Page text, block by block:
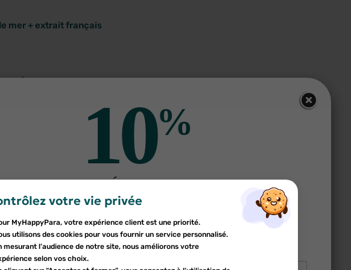
mer + extrait français
!
de drainage urinaire,
de santé.
à ma liste d'envies
une liste d'envies ×
de la liste d'envies
×
devez être connecté pour ajouter des produits à votre liste d'envies.
votre vie privée
MyHappyPara, votre expérience client est une priorité.
utilisons des cookies pour vous fournir un service personnalisé.
mesurant l’audience de notre site, nous améliorons votre
selon vos choix.
10%
DE RÉDUCTION
sur votre première commande
Inscrivez-vous à notre newsletter et profitez
d'une réduction sur votre première commande*